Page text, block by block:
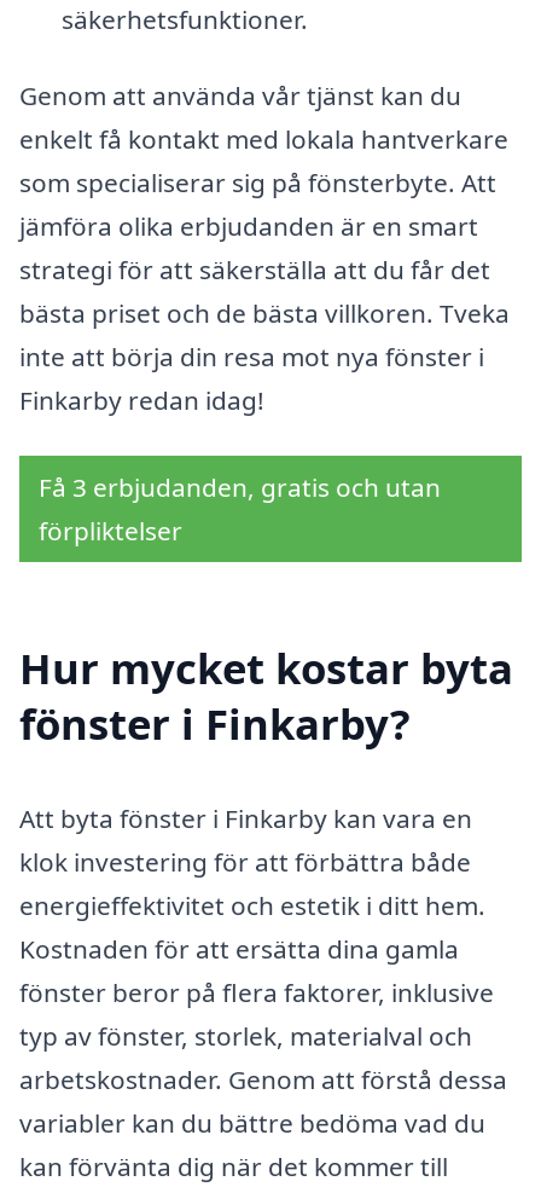
säkerhetsfunktioner.
Genom att använda vår tjänst kan du
enkelt få kontakt med lokala hantverkare
som specialiserar sig på fönsterbyte. Att
jämföra olika erbjudanden är en smart
strategi för att säkerställa att du får det
bästa priset och de bästa villkoren. Tveka
inte att börja din resa mot nya fönster i
Finkarby redan idag!
Få 3 erbjudanden, gratis och utan
förpliktelser
Hur mycket kostar byta
fönster i Finkarby?
Att byta fönster i Finkarby kan vara en
klok investering för att förbättra både
energieffektivitet och estetik i ditt hem.
Kostnaden för att ersätta dina gamla
fönster beror på flera faktorer, inklusive
typ av fönster, storlek, materialval och
arbetskostnader. Genom att förstå dessa
variabler kan du bättre bedöma vad du
kan förvänta dig när det kommer till